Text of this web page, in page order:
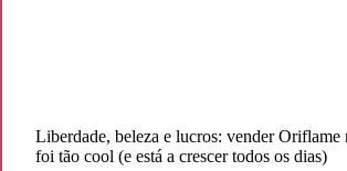
Liberdade, beleza e lucros: vender Oriflame
foi tão cool (e está a crescer todos os dias)